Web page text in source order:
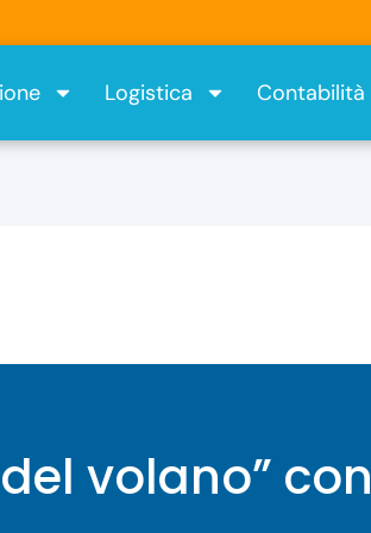
Logistica Contabilità
volano” con